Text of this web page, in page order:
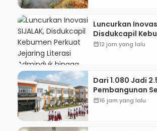
Luncurkan
Disdukcapil
Perkuat Jejaring
calendar_month12 jam yang lalu
Dari 1.080 Jadi
Pembangunan
Rakyat
calendar_month16 jam yang lalu